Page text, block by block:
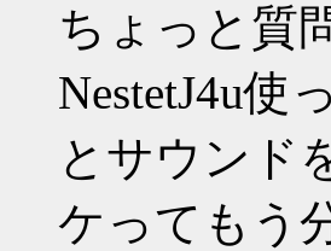
ちょっと質
NestetJ4u使
とサウンド
ケってもう